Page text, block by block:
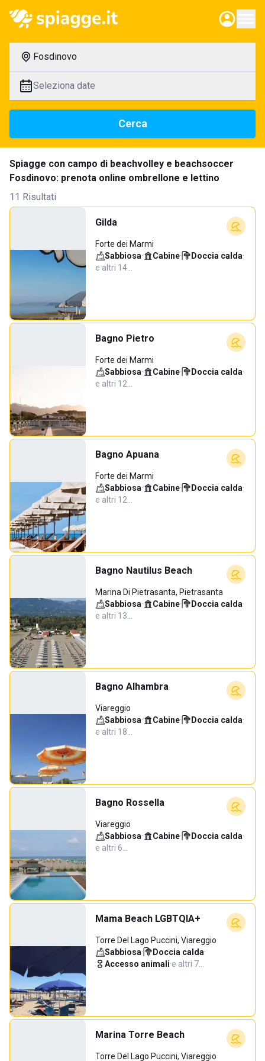
Fosdinovo
Seleziona date
Cerca
Spiagge con campo di beachvolley e beachsoccer
Fosdinovo: prenota online ombrellone e lettino
11 Risultati
Gilda
Forte dei Marmi
Sabbiosa· Cabine· Doccia calda·
e altri 14…
Bagno Pietro
Forte dei Marmi
Sabbiosa· Cabine· Doccia calda·
e altri 12…
Bagno Apuana
Forte dei Marmi
Sabbiosa· Cabine· Doccia calda·
e altri 12…
Bagno Nautilus Beach
Marina Di Pietrasanta, Pietrasanta
Sabbiosa· Cabine· Doccia calda·
e altri 13…
Bagno Alhambra
Viareggio
Sabbiosa· Cabine· Doccia calda·
e altri 18…
Bagno Rossella
Viareggio
Sabbiosa· Cabine· Doccia calda·
e altri 6…
Mama Beach LGBTQIA+
Torre Del Lago Puccini, Viareggio
Sabbiosa· Doccia calda·
Accesso animali·e altri 7…
Marina Torre Beach
Torre Del Lago Puccini, Viareggio